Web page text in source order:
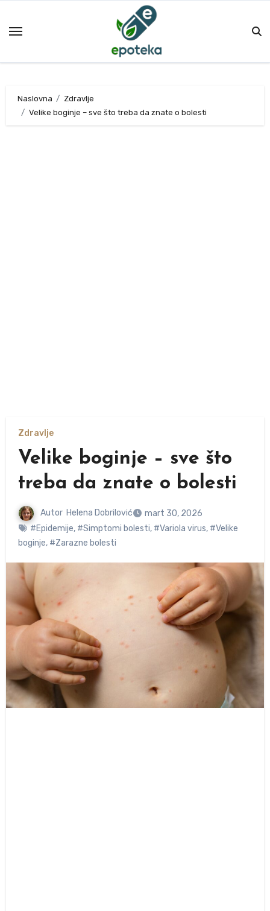
Naslovna
Zdravlje
Velike boginje – sve što treba da znate o bolesti
Zdravlje
Velike boginje – sve što
treba da znate o bolesti
Autor Helena Dobrilović
mart 30, 2026
#Epidemije, #Simptomi bolesti, #Variola virus, #Velike
boginje, #Zarazne bolesti